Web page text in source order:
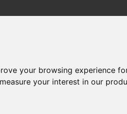
your browsing experience
your interest in our